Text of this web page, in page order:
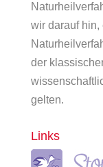
wir darauf hin,
der
gelten.
Links